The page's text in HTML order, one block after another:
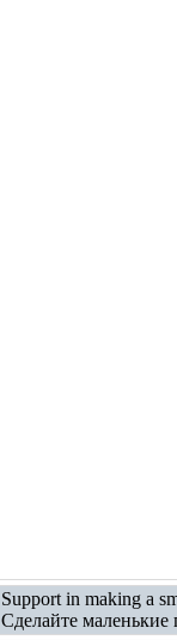
Support in making a
Cделайте